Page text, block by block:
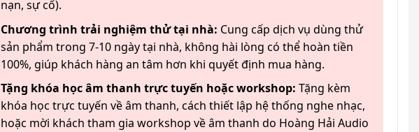
nạn, sự cố).
Chương trình trải nghiệm thử tại nhà: Cung cấp dịch vụ dùng thử
sản phẩm trong 7-10 ngày tại nhà, không hài lòng có thể hoàn tiền
100%, giúp khách hàng an tâm hơn khi quyết định mua hàng.
Tặng khóa học âm thanh trực tuyến hoặc workshop: Tặng kèm
khóa học trực tuyến về âm thanh, cách thiết lập hệ thống nghe nhạc,
hoặc mời khách tham gia workshop về âm thanh do Hoàng Hải Audio